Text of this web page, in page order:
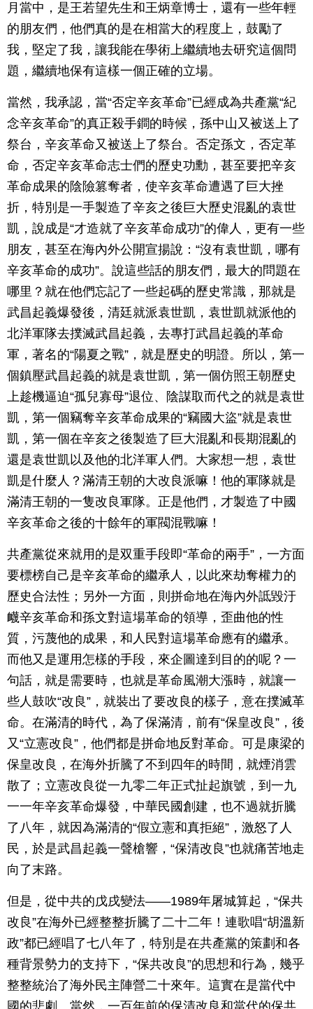
月當中，是王若望先生和王炳章博士，還有一些年輕
的朋友們，他們真的是在相當大的程度上，鼓勵了
我，堅定了我，讓我能在學術上繼續地去研究這個問
題，繼續地保有這樣一個正確的立場。
當然，我承認，當“否定辛亥革命”已經成為共產黨“紀
念辛亥革命”的真正殺手鐧的時候，孫中山又被送上了
祭台，辛亥革命又被送上了祭台。否定孫文，否定革
命，否定辛亥革命志士們的歷史功勳，甚至要把辛亥
革命成果的陰險篡奪者，使辛亥革命遭遇了巨大挫
折，特別是一手製造了辛亥之後巨大歷史混亂的袁世
凱，說成是“才造就了辛亥革命成功”的偉人，更有一些
朋友，甚至在海內外公開宣揚說：“沒有袁世凱，哪有
辛亥革命的成功”。說這些話的朋友們，最大的問題在
哪里？就在他們忘記了一些起碼的歷史常識，那就是
武昌起義爆發後，清廷就派袁世凱，袁世凱就派他的
北洋軍隊去撲滅武昌起義，去專打武昌起義的革命
軍，著名的“陽夏之戰”，就是歷史的明證。所以，第一
個鎮壓武昌起義的就是袁世凱，第一個仿照王朝歷史
上趁機逼迫“孤兒寡母”退位、陰謀取而代之的就是袁世
凱，第一個竊奪辛亥革命成果的“竊國大盜”就是袁世
凱，第一個在辛亥之後製造了巨大混亂和長期混亂的
還是袁世凱以及他的北洋軍人們。大家想一想，袁世
凱是什麼人？滿清王朝的大改良派嘛！他的軍隊就是
滿清王朝的一隻改良軍隊。正是他們，才製造了中國
辛亥革命之後的十餘年的軍閥混戰嘛！
共產黨從來就用的是双重手段即“革命的兩手”，一方面
要標榜自己是辛亥革命的繼承人，以此來劫奪權力的
歷史合法性；另外一方面，則拼命地在海內外詆毀汙
衊辛亥革命和孫文對這場革命的領導，歪曲他的性
質，污蔑他的成果，和人民對這場革命應有的繼承。
而他又是運用怎樣的手段，來企圖達到目的的呢？一
句話，就是需要時，也就是革命風潮大漲時，就讓一
些人鼓吹“改良”，就裝出了要改良的樣子，意在撲滅革
命。在滿清的時代，為了保滿清，前有“保皇改良”，後
又“立憲改良”，他們都是拼命地反對革命。可是康梁的
保皇改良，在海外折騰了不到四年的時間，就煙消雲
散了；立憲改良從一九零二年正式扯起旗號，到一九
一一年辛亥革命爆發，中華民國創建，也不過就折騰
了八年，就因為滿清的“假立憲和真拒絕”，激怒了人
民，於是武昌起義一聲槍響，“保清改良”也就痛苦地走
向了末路。
但是，從中共的戊戌變法——1989年屠城算起，“保共
改良”在海外已經整整折騰了二十二年！連歌唱“胡溫新
政”都已經唱了七八年了，特別是在共產黨的策劃和各
種背景勢力的支持下，“保共改良”的思想和行為，幾乎
整整統治了海外民主陣營二十來年。這實在是當代中